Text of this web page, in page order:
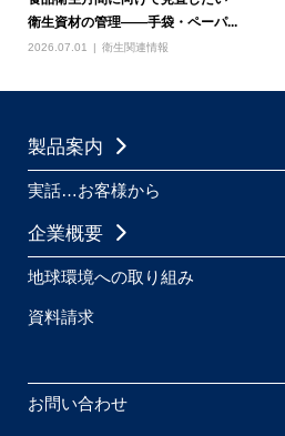
衛生資材の管理――手袋・ペーパ...
2026.07.01 衛生関連情報
製品案内
実話…お客様から
企業概要
地球環境への取り組み
資料請求
お問い合わせ